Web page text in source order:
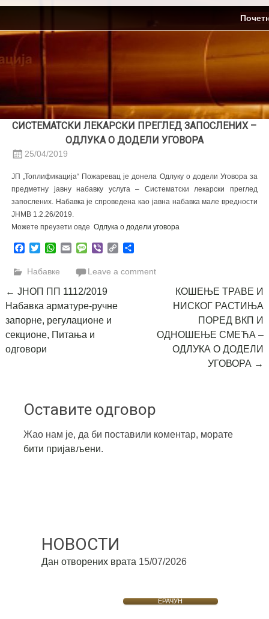
Skip
content
СИСТЕМАТСКИ ЛЕКАРСКИ ПРЕГЛЕД ЗАПОСЛЕНИХ –
ОДЛУКА О ДОДЕЛИ УГОВОРА
25/04/2019
ЈП „Топлификација“ Пожаревац је донела Одлуку о додели Уговора за
предметну јавну набавку услуга – Систематски лекарски преглед
запослених. Набавка је спроведена као јавна набавка мале вредности
ЈНМВ 1.2.26/2019.
Можете преузети овде Oдлука о додели уговора
Facebook
TwitterWhatsApp
EmailMessage
ViberCopy
Набавке Leave a comment
Post
navigation
← ЈНОП ПП 1112/2019
Набавка арматуре-ручне
запорне, регулационе и
секционе, Питања и
одговори
КОШЕЊЕ ТРАВЕ И
НИСКОГ РАСТИЊА
ПОРЕД ВКП И
ОДНОШЕЊЕ СМЕЋА –
ОДЛУКА О ДОДЕЛИ
УГОВОРА →
Оставите одговор
Жао нам је, да би поставили коментар, морате
бити пријављени.
НОВОСТИ
Дан отворених врата 15/07/2026
ЕРАЧУН